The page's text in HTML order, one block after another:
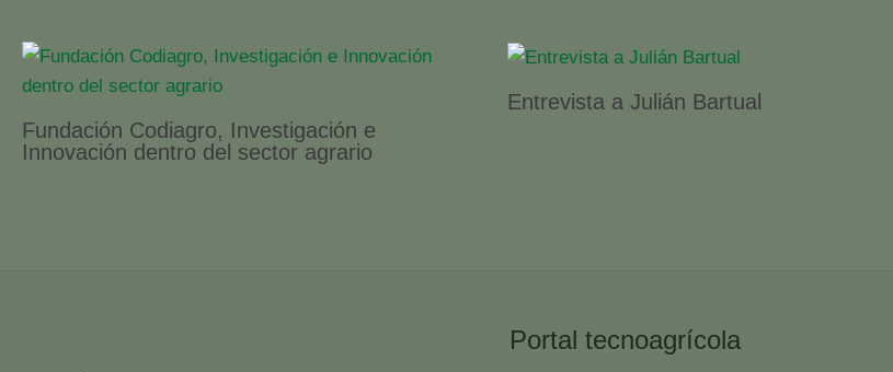
Fundación Codiagro, Investigación e
Innovación dentro del sector agrario
Entrevista a Julián Bartual
Portal tecnoagrícola